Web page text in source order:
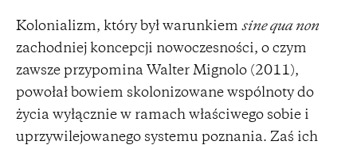
Kolonializm, który był warunkiem sine qua non
zachodniej koncepcji nowoczesności, o czym
zawsze przypomina Walter Mignolo (2011),
powołał bowiem skolonizowane wspólnoty do
życia wyłącznie w ramach właściwego sobie i
uprzywilejowanego systemu poznania. Zaś ich